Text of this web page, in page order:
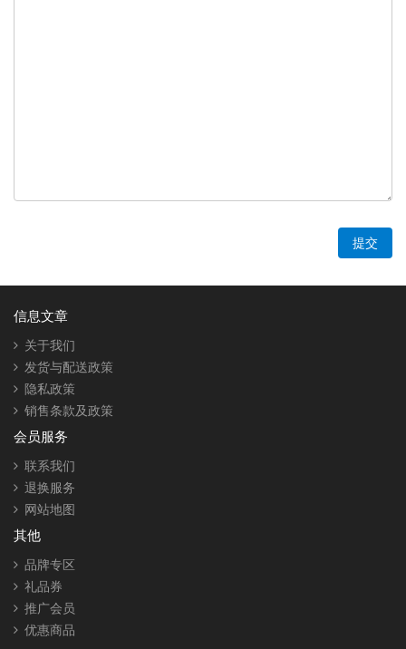
信息文章
关于我们
发货与配送政策
隐私政策
销售条款及政策
会员服务
联系我们
退换服务
网站地图
其他
品牌专区
礼品券
推广会员
优惠商品